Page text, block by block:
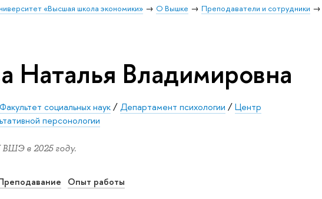
«Высшая школа экономики» О Вышке Преподаватели и сотрудники
Наталья Владимировна
Факультет социальных наук/Департамент психологии /Центр
персонологии
в 2025 году.
Опыт работы